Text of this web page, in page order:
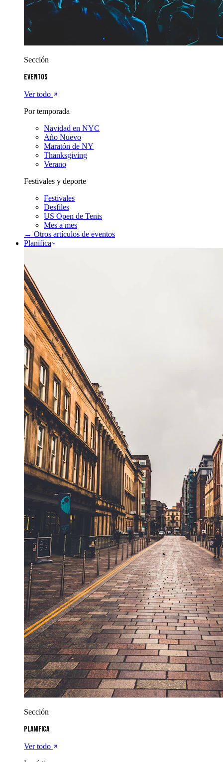
Sección
Eventos
Ver todo
Por temporada
Navidad en NYC
Año Nuevo
Maratón de NY
Thanksgiving
Verano
Festivales y deporte
Festivales
Desfiles
US Open de Tenis
Mes a mes
→ Otros artículos de eventos
Planifica
Sección
Planifica
Ver todo